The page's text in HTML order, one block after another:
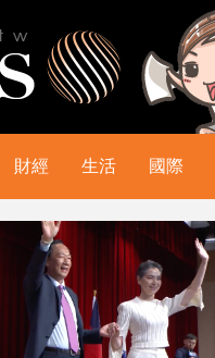
財經 生活 國際